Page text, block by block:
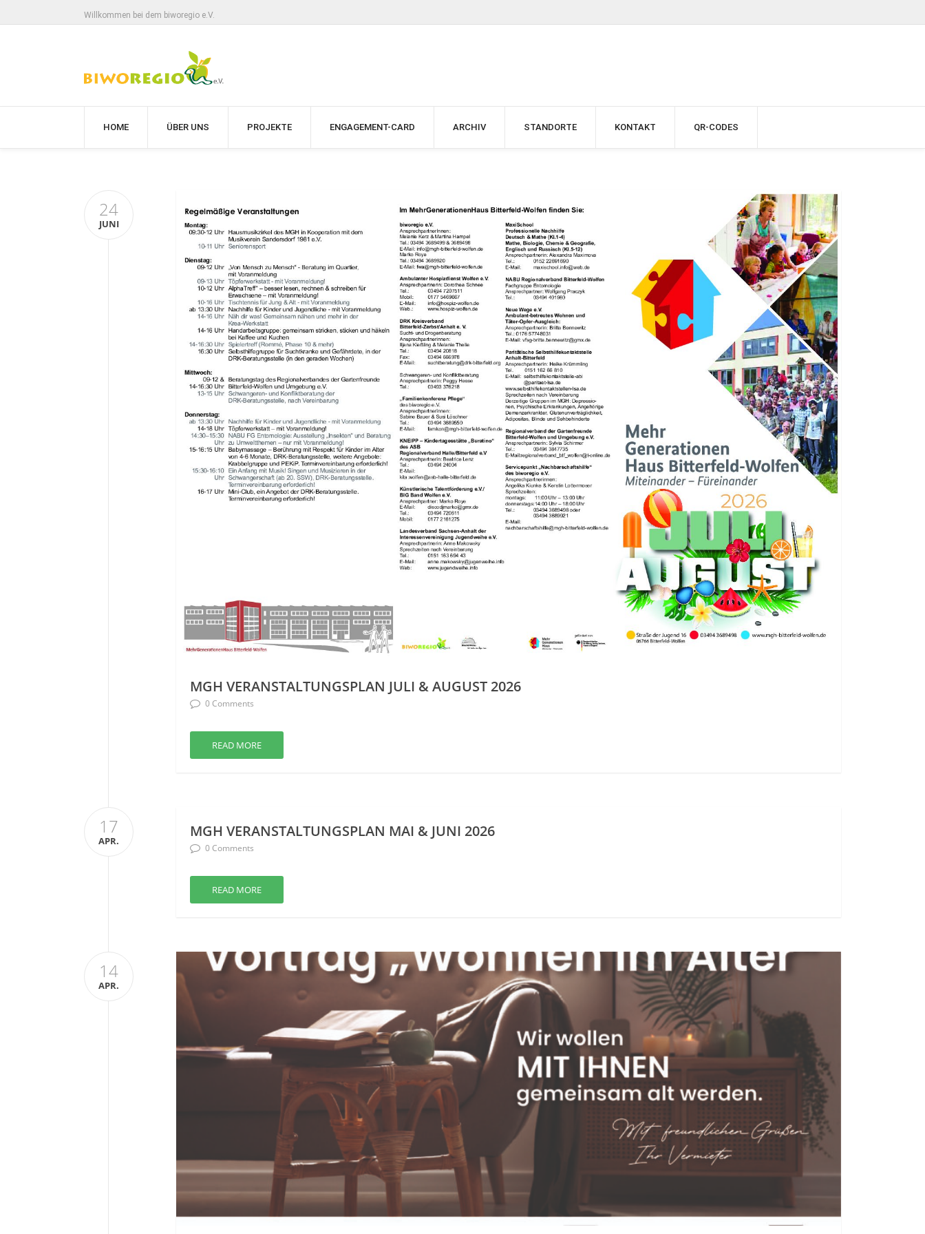
Willkommen bei dem biworegio e.V.
HOME ÜBER UNS PROJEKTE ENGAGEMENT-CARD ARCHIV STANDORTE KONTAKT QR-CODES
24
JUNI
MGH VERANSTALTUNGSPLAN JULI & AUGUST 2026
0 Comments
READ MORE
17
APR.
MGH VERANSTALTUNGSPLAN MAI & JUNI 2026
0 Comments
READ MORE
14
APR.